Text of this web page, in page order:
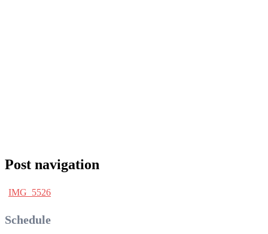
Post navigation
IMG_5526
Schedule